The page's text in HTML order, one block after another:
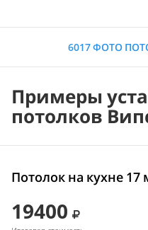
6017 ФОТО
Примеры
потолков
Потолок на кухне 17
19400